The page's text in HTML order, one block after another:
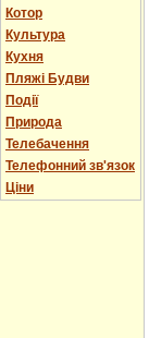
Котор
Культура
Кухня
Пляжі Будви
Події
Природа
Телебачення
Телефонний зв'язок
Ціни